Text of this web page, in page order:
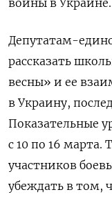
войны в Украине.
Депутатам-
рассказать
весны» и ее
в Украину,
Показательные
с 10 по 16 марта.
участников
убеждать в том,